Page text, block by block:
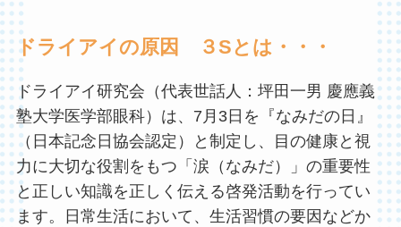
ドライアイの原因 ３Sとは・・・
ドライアイ研究会（代表世話人：坪田一男 慶應義
塾大学医学部眼科）は、7月3日を『なみだの日』
（日本記念日協会認定）と制定し、目の健康と視
力に大切な役割をもつ「涙（なみだ）」の重要性
と正しい知識を正しく伝える啓発活動を行ってい
ます。日常生活において、生活習慣の要因などか